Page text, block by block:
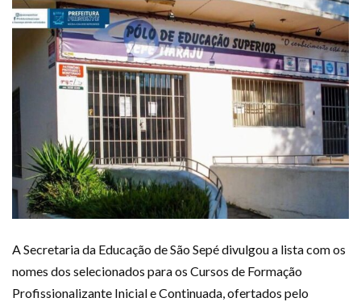
A Secretaria da Educação de São Sepé divulgou a lista com os
nomes dos selecionados para os Cursos de Formação
Profissionalizante Inicial e Continuada, ofertados pelo